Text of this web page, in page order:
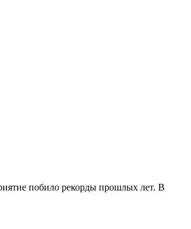
побило рекорды прошлых лет. В